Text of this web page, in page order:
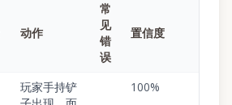
动作
常
见
错
误
置信度
玩家手持铲
100%